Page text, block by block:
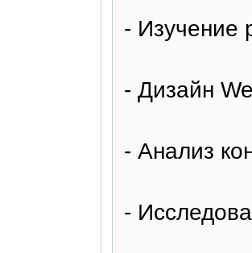
- Изучение
- Дизайн
- Анализ
-